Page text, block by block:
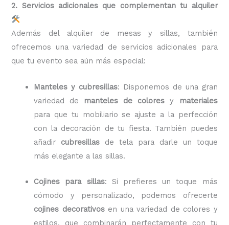
2. Servicios adicionales que complementan tu alquiler
Además del alquiler de mesas y sillas, también
ofrecemos una variedad de servicios adicionales para
que tu evento sea aún más especial:
Manteles y cubresillas: Disponemos de una gran
variedad de manteles de colores y
materiales
para que tu mobiliario se ajuste a la perfección
con la decoración de tu fiesta. También puedes
añadir cubresillas de tela para darle un toque
más elegante a las sillas.
Cojines para sillas: Si prefieres un toque más
cómodo y personalizado, podemos ofrecerte
cojines decorativosen una variedad de colores y
estilos, que combinarán perfectamente con tu